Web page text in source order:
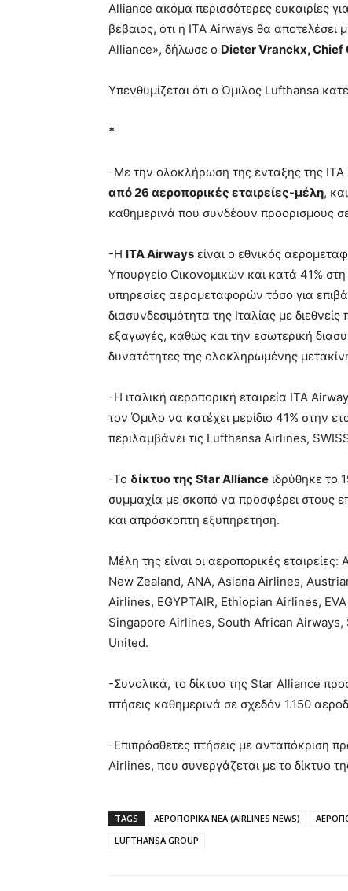
Alliance ακόμα περισσότερες ευκαιρίες
βέβαιος, ότι η ITA Airways θα αποτελέσει
Alliance», δήλωσε ο DieterVranckx,Chief
Υπενθυμίζεται ότι ο Όμιλος Lufthansa
*
-Με την ολοκλήρωση της ένταξης της ITA
από 26 αεροπορικές εταιρείες-μέλη,
καθημερινά που συνδέουν προορισμούς
-Η ITAAirways είναι ο εθνικός
Υπουργείο Οικονομικών και κατά 41%
υπηρεσίες αερομεταφορών τόσο για
διασυνδεσιμότητα της Ιταλίας με
εξαγωγές, καθώς και την εσωτερική
δυνατότητες της ολοκληρωμένης
-Η ιταλική αεροπορική εταιρεία ITA
τον Όμιλο να κατέχει μερίδιο 41% στην
περιλαμβάνει τις Lufthansa Airlines,
-Το δίκτυο της StarAlliance ιδρύθηκε το
συμμαχία με σκοπό να προσφέρει στους
και απρόσκοπτη εξυπηρέτηση.
Μέλη της είναι οι αεροπορικές
New Zealand, ANA, Asiana Airlines,
Airlines, EGYPTAIR, Ethiopian Airlines,
Singapore Airlines, South African Airways,
United.
-Συνολικά, το δίκτυο της Star Alliance
πτήσεις καθημερινά σε σχεδόν 1.150
-Επιπρόσθετες πτήσεις με ανταπόκριση
Airlines, που συνεργάζεται με το δίκτυο
TAGS ΑΕΡΟΠΟΡΙΚΑ ΝΕΑ (AIRLINES NEWS)
LUFTHANSA GROUP